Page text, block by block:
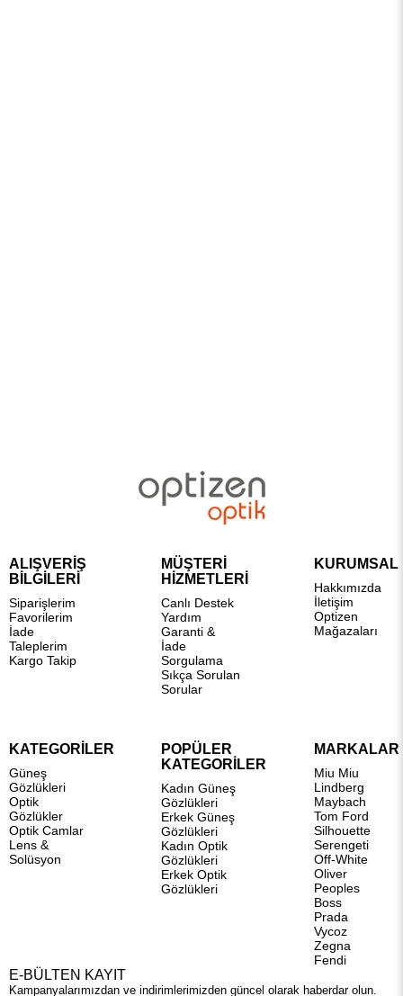
ALIŞVERİŞ
BİLGİLERİ
Siparişlerim
Favorilerim
İade
Taleplerim
Kargo Takip
MÜŞTERİ
HİZMETLERİ
Canlı Destek
Yardım
Garanti &
İade
Sorgulama
Sıkça Sorulan
Sorular
KURUMSAL
Hakkımızda
İletişim
Optizen
Mağazaları
KATEGORİLER
Güneş
Gözlükleri
Optik
Gözlükler
Optik Camlar
Lens &
Solüsyon
POPÜLER
KATEGORİLER
Kadın Güneş
Gözlükleri
Erkek Güneş
Gözlükleri
Kadın Optik
Gözlükleri
Erkek Optik
Gözlükleri
MARKALAR
Miu Miu
Lindberg
Maybach
Tom Ford
Silhouette
Serengeti
Off-White
Oliver
Peoples
Boss
Prada
Vycoz
Zegna
Fendi
E-BÜLTEN KAYIT
Kampanyalarımızdan ve indirimlerimizden güncel olarak haberdar olun.